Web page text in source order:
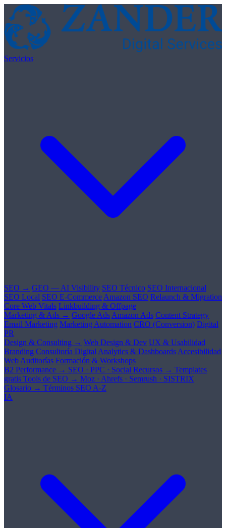
Ir al contenido
Servicios
SEO → GEO — AI Visibility SEO Técnico SEO Internacional
SEO Local SEO E-Commerce Amazon SEO Relaunch & Migration
Core Web Vitals Linkbuilding & Offpage
Marketing & Ads → Google Ads Amazon Ads Content Strategy
Email Marketing Marketing Automation CRO (Conversion) Digital
PR
Design & Consulting → Web Design & Dev UX & Usabilidad
Branding Consultoría Digital Analytics & Dashboards Accesibilidad
Web Auditorías Formación & Workshops
B2 Performance → SEO · PPC · Social Recursos → Templates
gratis Tools de SEO → Moz · Ahrefs · Semrush · SISTRIX
Glosario → Términos SEO A-Z
IA